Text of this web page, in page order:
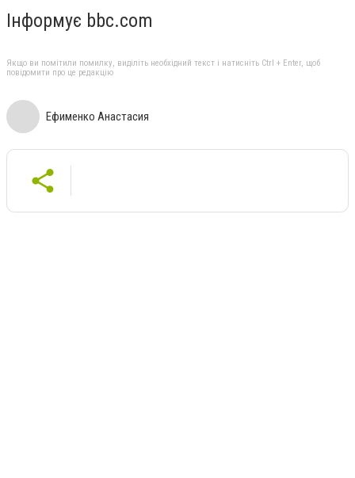
Інформує bbc.com
Якщо ви помітили помилку, виділіть необхідний текст і натисніть Ctrl + Enter, щоб
повідомити про це редакцію
Ефименко Анастасия